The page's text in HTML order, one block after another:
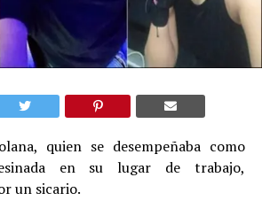
quien se desempeñaba como
en su lugar de trabajo,
un sicario.